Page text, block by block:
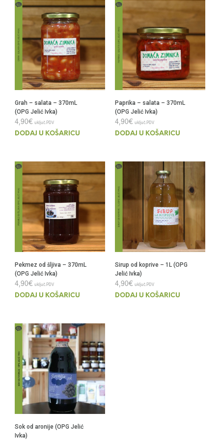
Grah – salata – 370mL
(OPG Jelić Ivka)
4,90€ uključ.PDV
DODAJ U KOŠARICU
Paprika – salata – 370mL
(OPG Jelić Ivka)
4,90€ uključ.PDV
DODAJ U KOŠARICU
Pekmez od šljiva – 370mL
(OPG Jelić Ivka)
4,90€ uključ.PDV
DODAJ U KOŠARICU
Sirup od koprive – 1L (OPG
Jelić Ivka)
4,90€ uključ.PDV
DODAJ U KOŠARICU
Sok od aronije (OPG Jelić
Ivka)